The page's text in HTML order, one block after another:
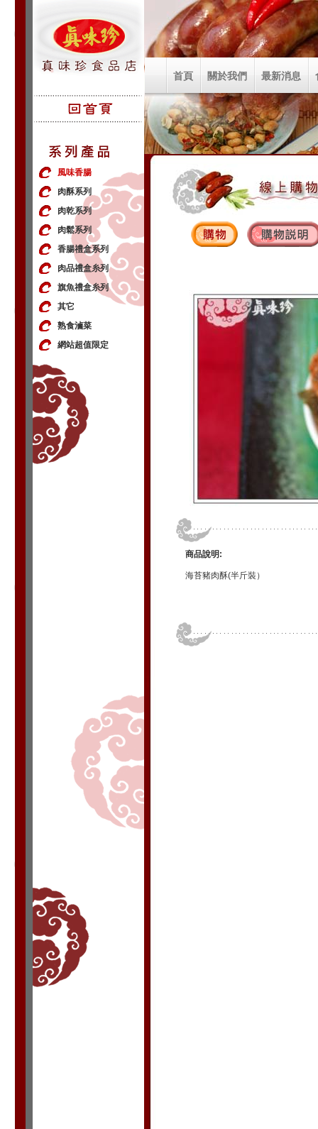
風味香腸
肉酥系列
肉乾系列
肉鬆系列
香腸禮盒系列
肉品禮盒糸列
旗魚禮盒糸列
其它
熟食滷菜
網站超值限定
首頁 關於我們 最新消息
商品說明:
海苔豬肉酥(半斤裝）